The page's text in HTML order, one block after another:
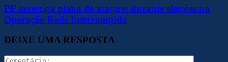
PF investiga plano de ataques durante eleições na
Operação Rede Interrompida
DEIXE UMA RESPOSTA